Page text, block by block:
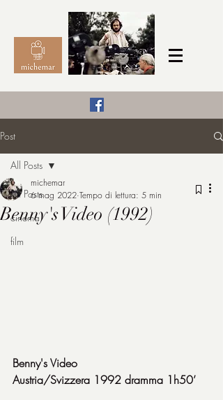
michemar
Post
All Posts
cinema
film
All Posts
Benny's Video (1992)
michemar
6 mag 2022 Tempo di lettura: 5 min
Benny's Video
Austria/Svizzera 1992 dramma 1h50’